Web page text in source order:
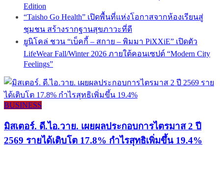
Edition
“Taisho Go Health” เปิดพื้นที่แห่งโอกาสจากห้องเรียนสู่
ชุมชน สร้างรากฐานสุขภาวะที่ดี
ยูนิโคล่ ชวน “เบ็คกี้ – สกาย – พิมมา PiXXiE” เปิดตัว
LifeWear Fall/Winter 2026 ภายใต้คอนเซปต์ “Modern City
Feelings”
BUSINESS
มิสเตอร์. ดี.ไอ.วาย. เผยผลประกอบการไตรมาส 2 ปี
2569 รายได้เติบโต 17.8% กำไรสุทธิเพิ่มขึ้น 19.4%